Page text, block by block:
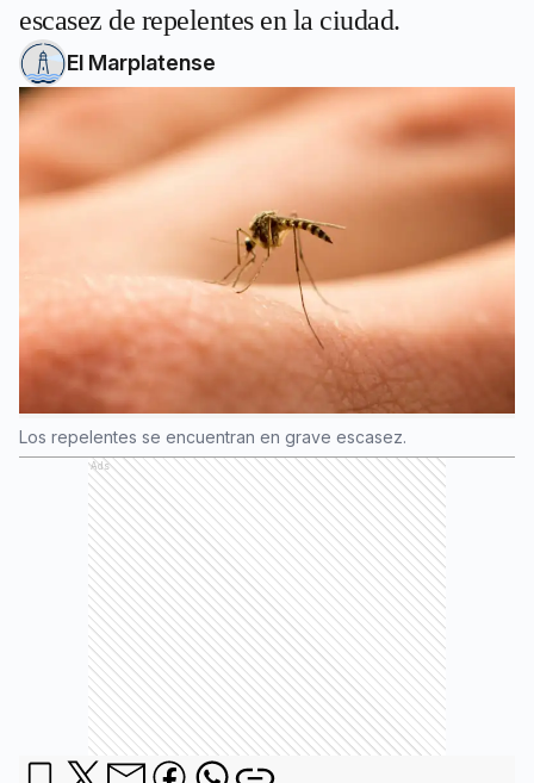
escasez de repelentes en la ciudad.
El Marplatense
Los repelentes se encuentran en grave escasez.
Ads